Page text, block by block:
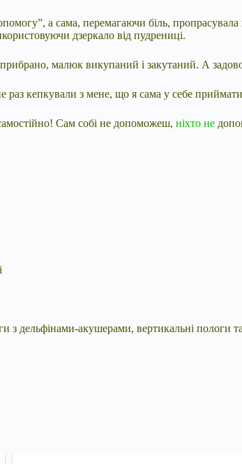
а сама, перемагаючи біль,
дзеркало від пудрениці.
малюк викупаний і закутаний. А
раз кепкували з мене, що я сама у себе
Сам собі не допоможеш, ніхто не
з дельфінами-акушерами, вертикальні пологи